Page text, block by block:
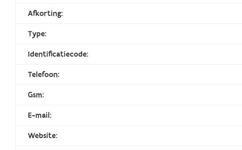
Afkorting:
Type:
Identificatiecode:
Telefoon:
Gsm:
E-mail:
Website: